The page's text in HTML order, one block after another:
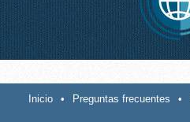
Inicio • Preguntas frecuentes •